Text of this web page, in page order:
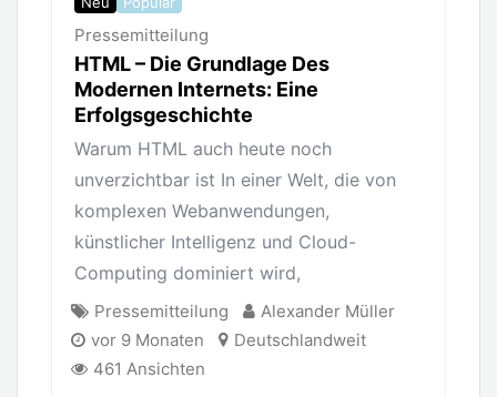
Pressemitteilung
HTML – Die Grundlage Des
Modernen Internets: Eine
Erfolgsgeschichte
Warum HTML auch heute noch
unverzichtbar ist In einer Welt, die von
komplexen Webanwendungen,
künstlicher Intelligenz und Cloud-
Computing dominiert wird,
Pressemitteilung
Alexander Müller
vor 9 Monaten
Deutschlandweit
461 Ansichten